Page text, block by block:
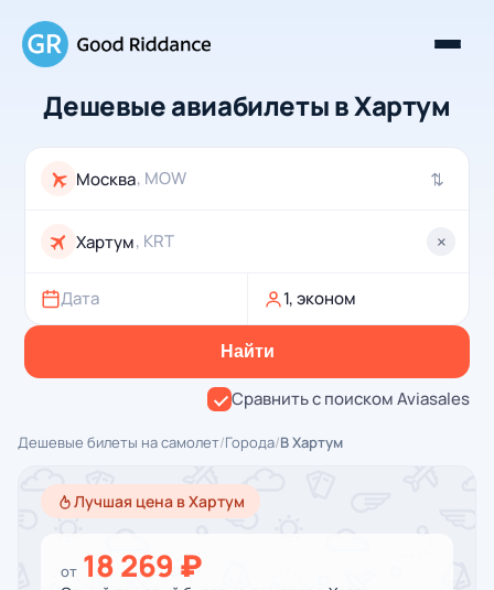
Дешевые авиабилеты в Хартум
, MOW ⇄
, KRT ×
Дата 1, эконом
Найти
Сравнить с поиском Aviasales
Дешевые билеты на самолет/Города/В Хартум
Лучшая цена в Хартум
от 18 269 ₽